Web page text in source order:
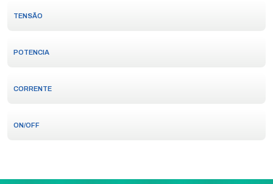
TENSÃO
POTENCIA
CORRENTE
ON/OFF